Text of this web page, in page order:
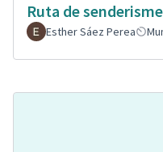
Ruta de
Esther Sáez Perea